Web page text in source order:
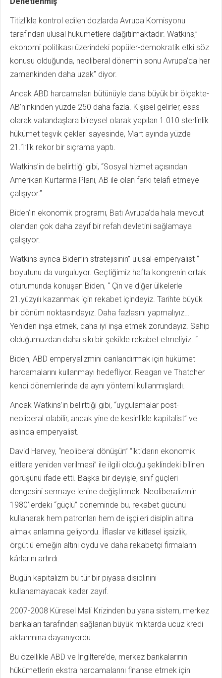
Titizlikle kontrol edilen dozlarda Avrupa Komisyonu
tarafından ulusal hükümetlere dağıtılmaktadır. Watkins,”
ekonomi politikası üzerindeki popüler-demokratik etki söz
konusu olduğunda, neoliberal dönemin sonu Avrupa’da her
zamankinden daha uzak” diyor.
Ancak ABD harcamaları bütünüyle daha büyük bir ölçekte-
AB’ninkinden yüzde 250 daha fazla. Kişisel gelirler, esas
olarak vatandaşlara bireysel olarak yapılan 1.010 sterlinlik
hükümet teşvik çekleri sayesinde, Mart ayında yüzde
21.1’lik rekor bir sıçrama yaptı.
Watkins’in de belirttiği gibi, “Sosyal hizmet açısından
Amerikan Kurtarma Planı, AB ile olan farkı telafi etmeye
çalışıyor.”
Biden’ın ekonomik programı, Batı Avrupa’da hala mevcut
olandan çok daha zayıf bir refah devletini sağlamaya
çalışıyor.
Watkins ayrıca Biden’in stratejisinin” ulusal-emperyalist “
boyutunu da vurguluyor. Geçtiğimiz hafta kongrenin ortak
oturumunda konuşan Biden, “ Çin ve diğer ülkelerle
21.yüzyılı kazanmak için rekabet içindeyiz. Tarihte büyük
bir dönüm noktasındayız. Daha fazlasını yapmalıyız…
Yeniden inşa etmek, daha iyi inşa etmek zorundayız. Sahip
olduğumuzdan daha sıkı bir şekilde rekabet etmeliyiz. “
Biden, ABD emperyalizmini canlandırmak için hükümet
harcamalarını kullanmayı hedefliyor. Reagan ve Thatcher
kendi dönemlerinde de aynı yöntemi kullanmışlardı.
Ancak Watkins’in belirttiği gibi, “uygulamalar post-
neoliberal olabilir, ancak yine de kesinlikle kapitalist” ve
aslında emperyalist.
David Harvey, “neoliberal dönüşün” “iktidarın ekonomik
elitlere yeniden verilmesi” ile ilgili olduğu şeklindeki bilinen
görüşünü ifade etti. Başka bir deyişle, sınıf güçleri
dengesini sermaye lehine değiştirmek. Neoliberalizmin
1980’lerdeki “güçlü” döneminde bu, rekabet gücünü
kullanarak hem patronları hem de işçileri disiplin altına
almak anlamına geliyordu. İflaslar ve kitlesel işsizlik,
örgütlü emeğin altını oydu ve daha rekabetçi firmaların
kârlarını artırdı.
Bugün kapitalizm bu tür bir piyasa disiplinini
kullanamayacak kadar zayıf.
2007-2008 Küresel Mali Krizinden bu yana sistem, merkez
bankaları tarafından sağlanan büyük miktarda ucuz kredi
aktarımına dayanıyordu.
Bu özellikle ABD ve İngiltere’de, merkez bankalarının
hükümetlerin ekstra harcamalarını finanse etmek için